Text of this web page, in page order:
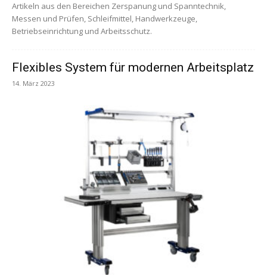
Artikeln aus den Bereichen Zerspanung und Spanntechnik,
Messen und Prüfen, Schleifmittel, Handwerkzeuge,
Betriebseinrichtung und Arbeitsschutz.
Flexibles System für modernen Arbeitsplatz
14. März 2023